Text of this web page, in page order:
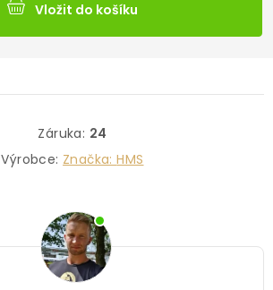
Vložit do košíku
Záruka: 24
Výrobce: Značka:HMS